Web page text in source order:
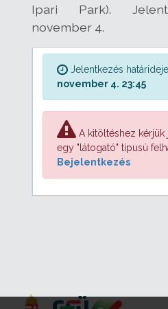
Ipari Park).
november 4.
Jelentkezés
november 4. 23:45
A kitöltéshez
egy "látogató" típusú
Bejelentkezés